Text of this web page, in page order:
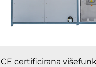
CE certificirana